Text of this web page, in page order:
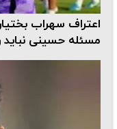
اعتراف سهراب
مسئله حسینی